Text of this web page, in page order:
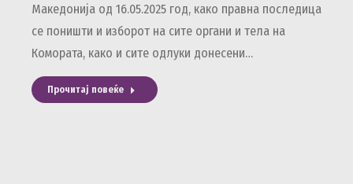
Македонија од 16.05.2025 год, како правна последица
се поништи и изборот на сите органи и тела на
Комората, како и сите одлуки донесени…
Прочитај повеќе